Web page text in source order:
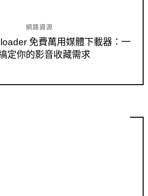
網路資源
免費萬用媒體下載器：一
定你的影音收藏需求